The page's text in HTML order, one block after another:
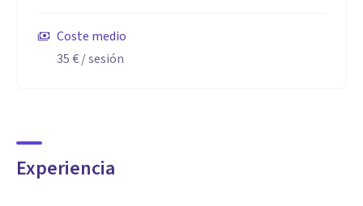
Coste medio
35 €/ sesión
Experiencia